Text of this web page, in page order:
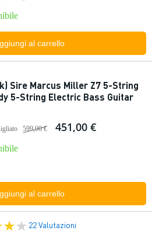
al carrello
Sire Marcus Miller Z7 5-String
5-String Electric Bass Guitar
599,00 € 451,00 €
al carrello
22 Valutazioni